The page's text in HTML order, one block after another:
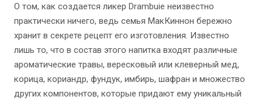
О том, как создается ликер Drambuie неизвестно
практически ничего, ведь семья МакКиннон бережно
хранит в секрете рецепт его изготовления. Известно
лишь то, что в состав этого напитка входят различные
ароматические травы, вересковый или клеверный мед,
корица, кориандр, фундук, имбирь, шафран и множество
других компонентов, которые придают ему уникальный